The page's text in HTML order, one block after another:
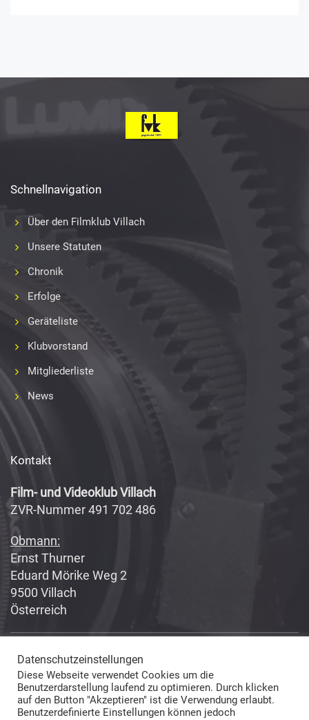
Schnellnavigation
Über den Filmklub Villach
Unsere Statuten
Chronik
Erfolge
Geräteliste
Klubvorstand
Mitgliederliste
News
Kontakt
Film- und Videoklub Villach
ZVR-Nummer 491 702 486
Obmann:
Ernst Thurner
Eduard Mörike Weg 2
9500 Villach
Österreich
Copyright 2017-2018Fabian Geissler (Webseitendesign)
und Film- und Videoklub Villach (Inhalte) © All Rights Reserved
Datenschutzeinstellungen
Diese Webseite verwendet Cookies um die
Benutzerdarstellung laufend zu optimieren. Durch klicken
auf den Button "Akzeptieren" ist die Verwendung erlaubt.
Benutzerdefinierte Einstellungen können jedoch